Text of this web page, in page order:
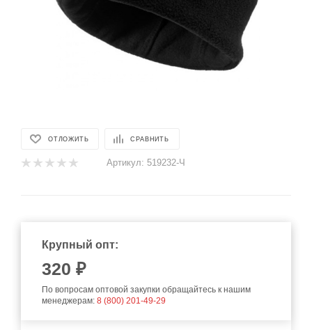
ОТЛОЖИТЬ СРАВНИТЬ
Артикул: 519232-Ч
Крупный опт:
320 ₽
По вопросам оптовой закупки обращайтесь к нашим
менеджерам: 8 (800) 201-49-29